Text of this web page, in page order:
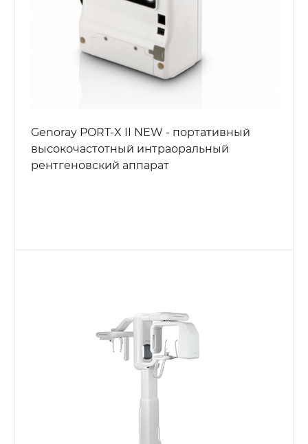
Genoray PORT-X II NEW - портативный
высокочастотный интраоральный
рентгеновский аппарат